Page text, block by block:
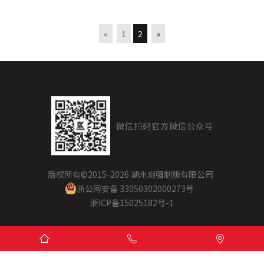
« 1 2 »
微信扫码官方微信公众号
版权所有©2015-2026 湖州刻强制版有限公司
浙公网安备 33050302000273号
浙ICP备15025182号-1
  